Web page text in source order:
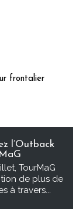
frontalier
l’Outback
TourMaG
de plus de
à travers...